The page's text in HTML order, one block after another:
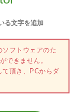
る文字を追加
フトウェアのた
できません。
て頂き、PCからダ